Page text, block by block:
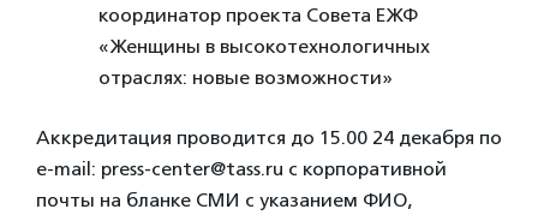
координатор проекта Совета ЕЖФ
«Женщины в высокотехнологичных
отраслях: новые возможности»
Аккредитация проводится до 15.00 24 декабря по
e-mail: press-center@tass.ru с корпоративной
почты на бланке СМИ с указанием ФИО,